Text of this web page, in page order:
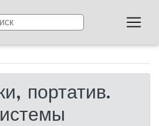
портатив.